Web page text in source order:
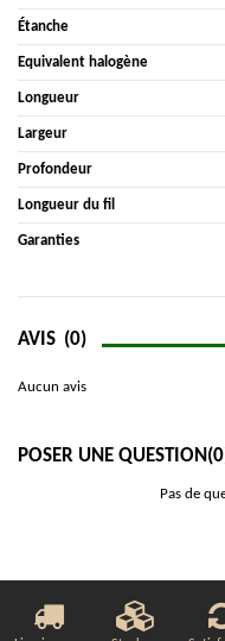
Étanche
Equivalent halogène
Longueur
Largeur
Profondeur
Longueur du fil
Garanties
AVIS (0)
Aucun avis
POSER UNE QUESTION
Pas de